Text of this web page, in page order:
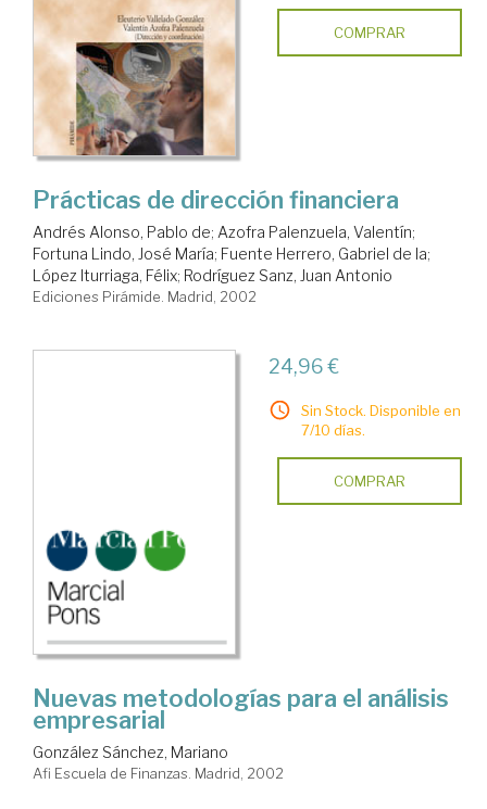
COMPRAR
Prácticas de dirección financiera
Andrés Alonso, Pablo de; Azofra Palenzuela, Valentín;
Fortuna Lindo, José María; Fuente Herrero, Gabriel de la;
López Iturriaga, Félix; Rodríguez Sanz, Juan Antonio
Ediciones Pirámide. Madrid, 2002
24,96 €
Sin Stock. Disponible en
7/10 días.
COMPRAR
Nuevas metodologías para el análisis
empresarial
González Sánchez, Mariano
Afi Escuela de Finanzas. Madrid, 2002